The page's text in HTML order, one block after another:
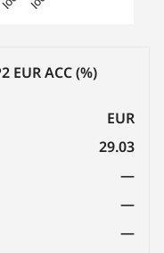
EUR ACC(%)
EUR
29.03
—
—
—